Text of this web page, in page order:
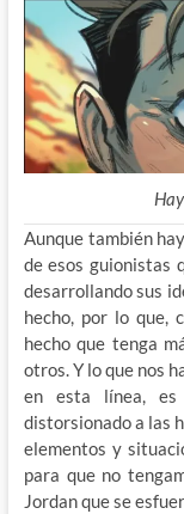
Aunque también
de esos guionistas
desarrollando sus
hecho, por lo que,
hecho que tenga
otros. Y lo que nos
en esta línea, es
distorsionado a las
elementos y
para que no
Jordan que se